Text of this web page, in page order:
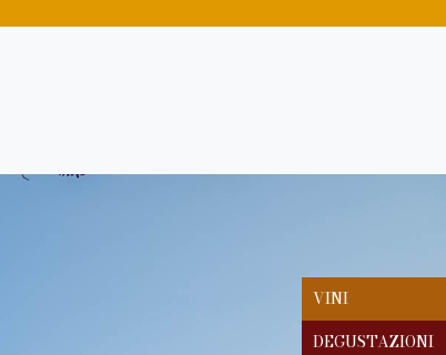
VINI
DEGUSTAZIONI